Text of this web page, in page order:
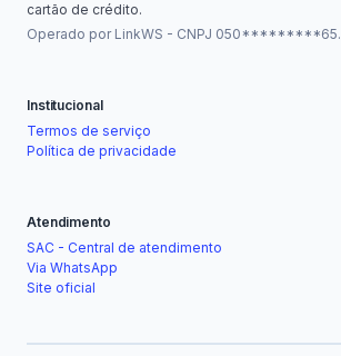
cartão de crédito.
Operado por LinkWS - CNPJ 050*********65.
Institucional
Termos de serviço
Política de privacidade
Atendimento
SAC - Central de atendimento
Via WhatsApp
Site oficial